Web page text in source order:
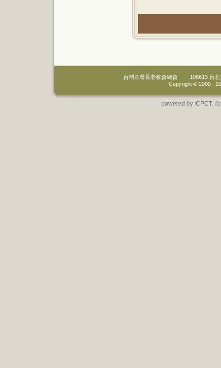
台灣基督長老教會總會
106613 台
Copyright © 2000 -
powered by ICPCT.